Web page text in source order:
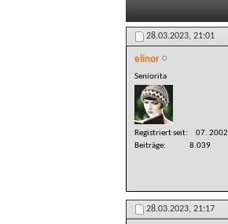
28.03.2023, 21:01
elinor
Seniorita
Registriert seit
07. 2002
Beiträge
8.039
28.03.2023, 21:17